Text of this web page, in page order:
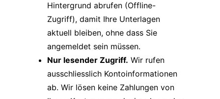
Hintergrund abrufen (Offline-
Zugriff), damit Ihre Unterlagen
aktuell bleiben, ohne dass Sie
angemeldet sein müssen.
Nur lesender Zugriff. Wir rufen
ausschliesslich Kontoinformationen
ab. Wir lösen keine Zahlungen von